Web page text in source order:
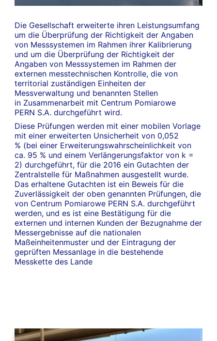
Die Gesellschaft erweiterte ihren Leistungsumfang
um die Überprüfung der Richtigkeit der Angaben
von Messsystemen im Rahmen ihrer Kalibrierung
und um die Überprüfung der Richtigkeit der
Angaben von Messsystemen im Rahmen der
externen messtechnischen Kontrolle, die von
territorial zuständigen Einheiten der
Messverwaltung und benannten Stellen
in Zusammenarbeit mit Centrum Pomiarowe
PERN S.A. durchgeführt wird.
Diese Prüfungen werden mit einer mobilen Vorlage
mit einer erweiterten Unsicherheit von 0,052
% (bei einer Erweiterungswahrscheinlichkeit von
ca. 95 % und einem Verlängerungsfaktor von k =
2) durchgeführt, für die 2016 ein Gutachten der
Zentralstelle für Maßnahmen ausgestellt wurde.
Das erhaltene Gutachten ist ein Beweis für die
Zuverlässigkeit der oben genannten Prüfungen, die
von Centrum Pomiarowe PERN S.A. durchgeführt
werden, und es ist eine Bestätigung für die
externen und internen Kunden der Bezugnahme der
Messergebnisse auf die nationalen
Maßeinheitenmuster und der Eintragung der
geprüften Messanlage in die bestehende
Messkette des Lande